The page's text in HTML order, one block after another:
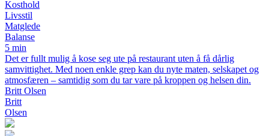
Kosthold
Livsstil
Matglede
Balanse
5 min
Det er fullt mulig å kose seg ute på restaurant uten å få dårlig
samvittighet. Med noen enkle grep kan du nyte maten, selskapet og
atmosfæren – samtidig som du tar vare på kroppen og helsen din.
Britt Olsen
Britt
Olsen